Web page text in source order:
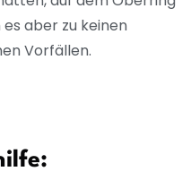
aber zu keinen
Vorfällen.